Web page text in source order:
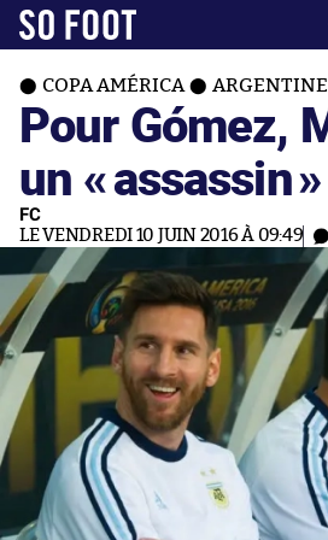
COPA AMÉRICA
Pour Gómez,
un «assassin»
FC
LE VENDREDI 10 JUIN 2016 À 09:49